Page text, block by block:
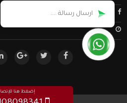
إضغط هنا